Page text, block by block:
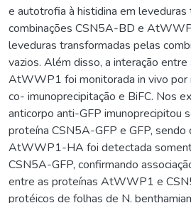
e autotrofia à histidina em leveduras
combinações CSN5A-BD e
leveduras transformadas pelas
vazios. Além disso, a interação
AtWWP1 foi monitorada in vivo por
co- imunoprecipitação e BiFC. Nos
anticorpo anti-GFP imunoprecipitou
proteína CSN5A-GFP e GFP, sendo
AtWWP1-HA foi detectada
CSN5A-GFP, confirmando
entre as proteínas AtWWP1 e
protéicos de folhas de N.